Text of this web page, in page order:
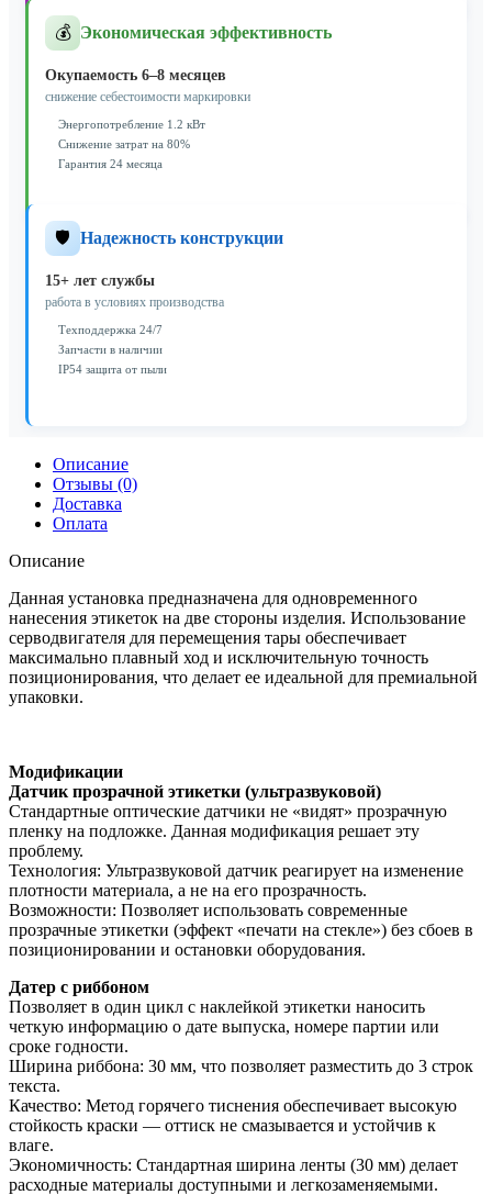
💰 Экономическая эффективность
Окупаемость 6–8 месяцев
снижение себестоимости маркировки
Энергопотребление 1.2 кВт
Снижение затрат на 80%
Гарантия 24 месяца
🛡️ Надежность конструкции
15+ лет службы
работа в условиях производства
Техподдержка 24/7
Запчасти в наличии
IP54 защита от пыли
Описание
Отзывы (0)
Доставка
Оплата
Описание
Данная установка предназначена для одновременного
нанесения этикеток на две стороны изделия. Использование
серводвигателя для перемещения тары обеспечивает
максимально плавный ход и исключительную точность
позиционирования, что делает ее идеальной для премиальной
упаковки.
Модификации
Датчик прозрачной этикетки (ультразвуковой)
Стандартные оптические датчики не «видят» прозрачную
пленку на подложке. Данная модификация решает эту
проблему.
Технология: Ультразвуковой датчик реагирует на изменение
плотности материала, а не на его прозрачность.
Возможности: Позволяет использовать современные
прозрачные этикетки (эффект «печати на стекле») без сбоев в
позиционировании и остановки оборудования.
Датер с риббоном
Позволяет в один цикл с наклейкой этикетки наносить
четкую информацию о дате выпуска, номере партии или
сроке годности.
Ширина риббона: 30 мм, что позволяет разместить до 3 строк
текста.
Качество: Метод горячего тиснения обеспечивает высокую
стойкость краски — оттиск не смазывается и устойчив к
влаге.
Экономичность: Стандартная ширина ленты (30 мм) делает
расходные материалы доступными и легкозаменяемыми.